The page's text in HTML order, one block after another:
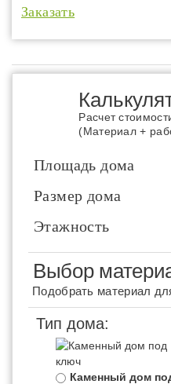
Заказать
Расчет
(Материал +
Площадь дома
Размер дома
Этажность
Выбор
Подобрать материал
Тип дома:
Каменный дом